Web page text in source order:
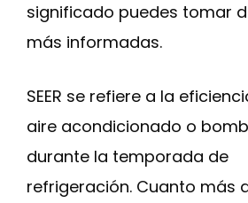
significado puedes tomar
más informadas.
SEER se refiere a la
aire acondicionado o
durante la temporada de
refrigeración. Cuanto más